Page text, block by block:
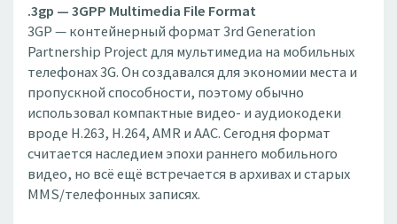
.3gp — 3GPP Multimedia File Format
3GP — контейнерный формат 3rd Generation
Partnership Project для мультимедиа на мобильных
телефонах 3G. Он создавался для экономии места и
пропускной способности, поэтому обычно
использовал компактные видео- и аудиокодеки
вроде H.263, H.264, AMR и AAC. Сегодня формат
считается наследием эпохи раннего мобильного
видео, но всё ещё встречается в архивах и старых
MMS/телефонных записях.